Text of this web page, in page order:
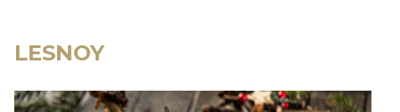
LESNOY